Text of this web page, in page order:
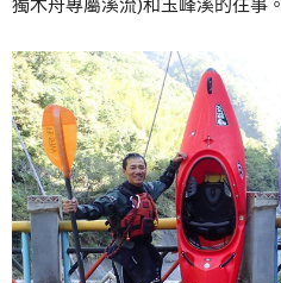
獨木舟專屬溪流)和玉峰溪的往事。